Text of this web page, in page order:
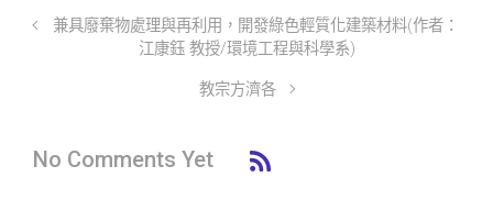
兼具廢棄物處理與再利用，開發綠色輕質化建築材料(作者：
江康鈺 教授/環境工程與科學系)
教宗方濟各
No Comments Yet